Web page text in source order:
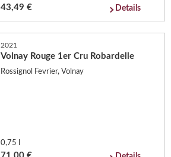
43,49 € Details
2021
Volnay Rouge 1er Cru Robardelle
Rossignol Fevrier, Volnay
0,75 l